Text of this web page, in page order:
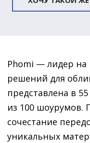
Phomi — лидер
решений для
представлена в
из 100 шоурумов.
сочестание
уникальных